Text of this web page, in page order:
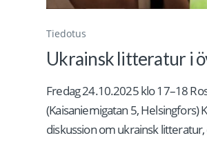
Tiedotus
Ukrainsk litteratur i
Fredag 24.10.2025 klo 17–18
(Kaisaniemigatan 5, Helsingfors)
diskussion om ukrainsk